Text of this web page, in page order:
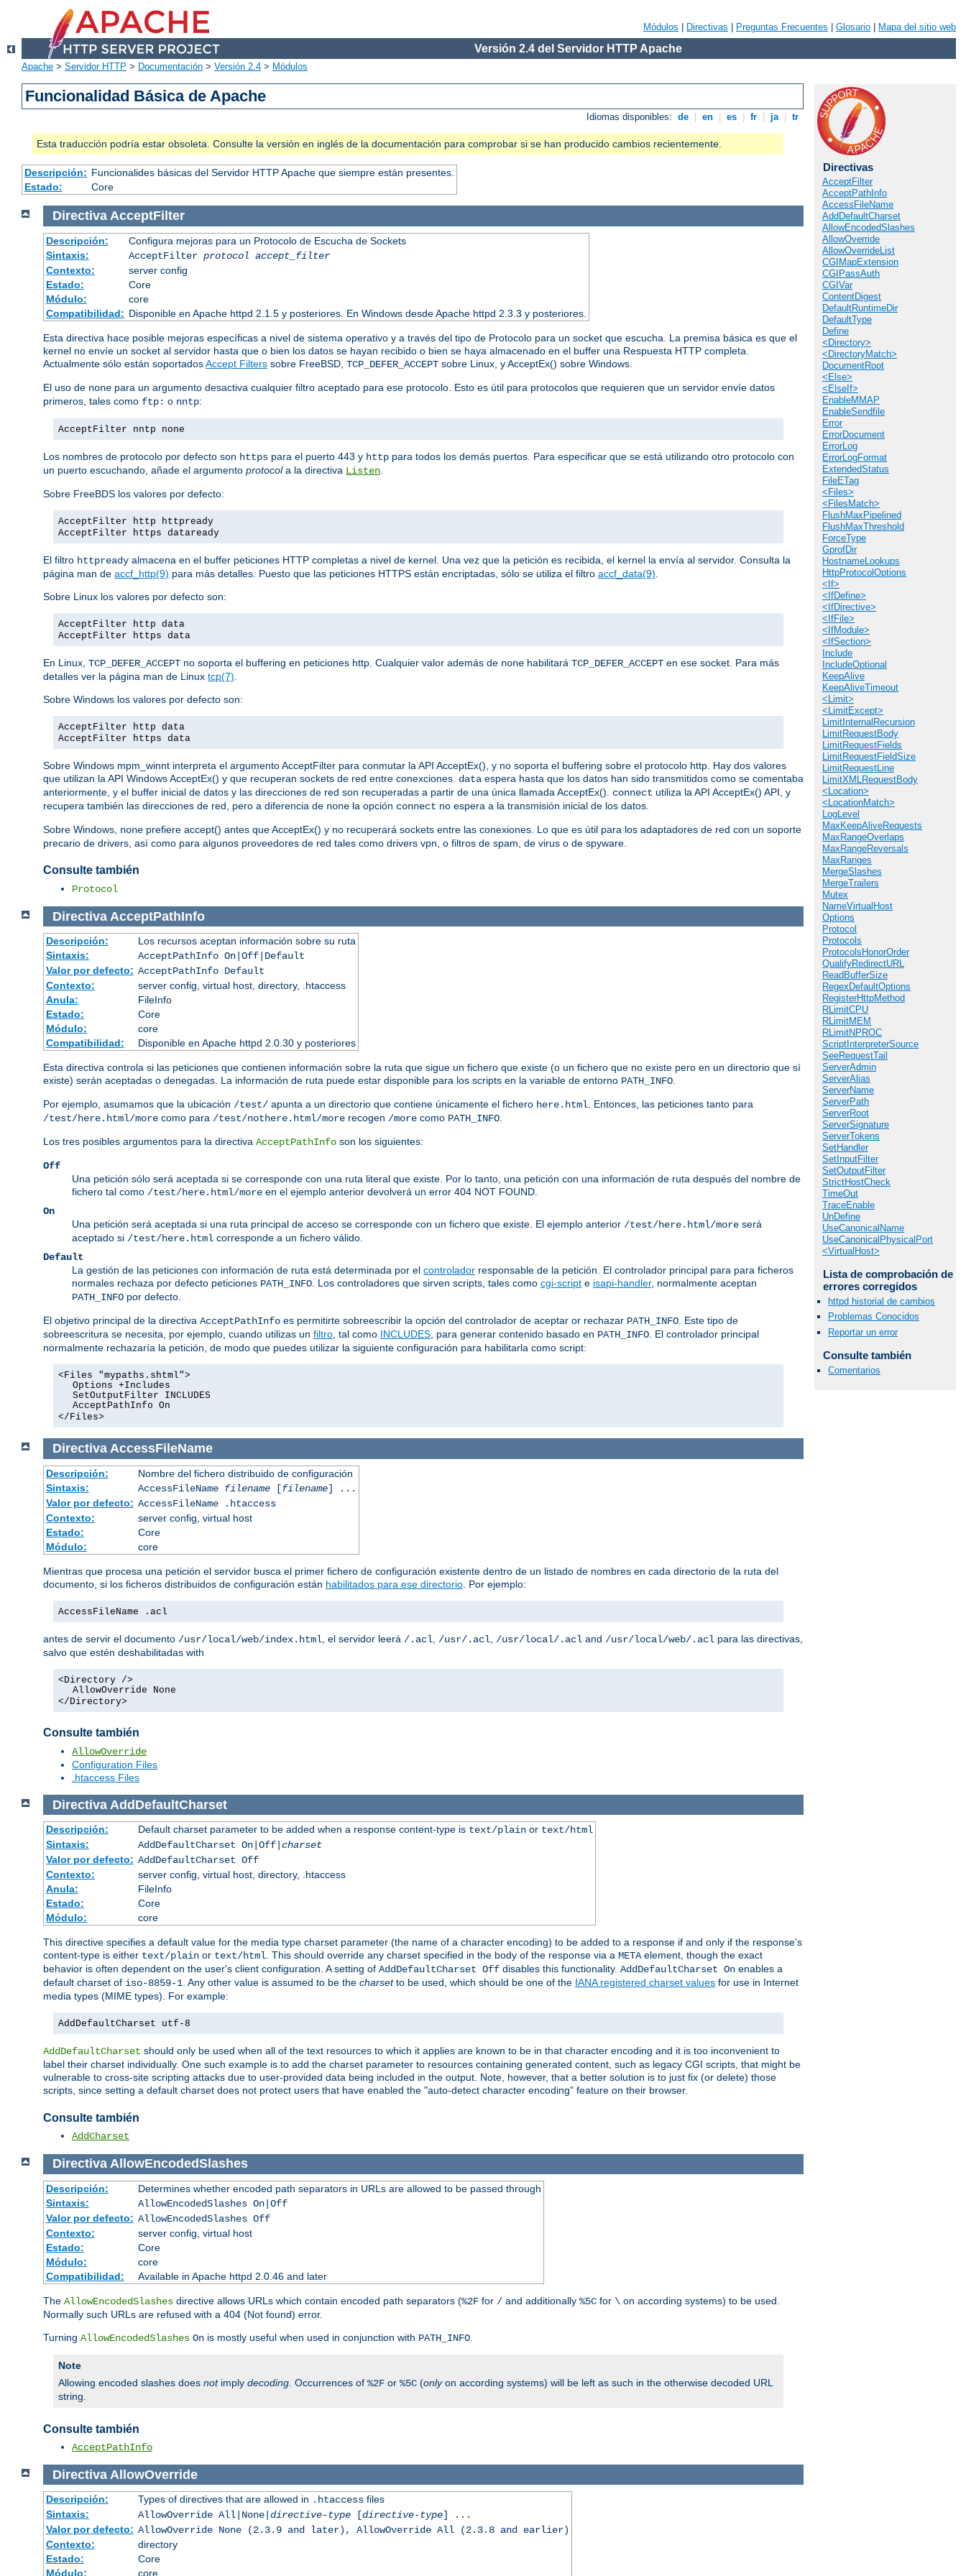
Módulos Directivas Preguntas Frecuentes Glosario Mapa del sitio web
Versión 2.4 del Servidor HTTP Apache
Apache > Servidor HTTP > Documentación > Versión 2.4 > Módulos
Funcionalidad Básica de Apache
Idiomas disponibles: de en es fr ja tr
Esta traducción podría estar obsoleta. Consulte la versión en inglés de la documentación para comprobar si se han producido cambios recientemente.
Descripción: Funcionalides básicas del Servidor HTTP Apache que siempre están presentes.
Estado:
Core
Directivas
AcceptFilter
AcceptPathInfo
AccessFileName
AddDefaultCharset
AllowEncodedSlashes
AllowOverride
AllowOverrideList
CGIMapExtension
CGIPassAuth
CGIVar
ContentDigest
DefaultRuntimeDir
DefaultType
Define
<Directory>
<DirectoryMatch>
DocumentRoot
<Else>
<ElseIf>
EnableMMAP
EnableSendfile
Error
ErrorDocument
ErrorLog
ErrorLogFormat
ExtendedStatus
FileETag
<Files>
<FilesMatch>
FlushMaxPipelined
FlushMaxThreshold
ForceType
GprofDir
HostnameLookups
HttpProtocolOptions
<If>
<IfDefine>
<IfDirective>
<IfFile>
<IfModule>
<IfSection>
Include
IncludeOptional
KeepAlive
KeepAliveTimeout
<Limit>
<LimitExcept>
LimitInternalRecursion
LimitRequestBody
LimitRequestFields
LimitRequestFieldSize
LimitRequestLine
LimitXMLRequestBody
<Location>
<LocationMatch>
LogLevel
MaxKeepAliveRequests
MaxRangeOverlaps
MaxRangeReversals
MaxRanges
MergeSlashes
MergeTrailers
Mutex
NameVirtualHost
Options
Protocol
Protocols
ProtocolsHonorOrder
QualifyRedirectURL
ReadBufferSize
RegexDefaultOptions
RegisterHttpMethod
RLimitCPU
RLimitMEM
RLimitNPROC
ScriptInterpreterSource
SeeRequestTail
ServerAdmin
ServerAlias
ServerName
ServerPath
ServerRoot
ServerSignature
ServerTokens
SetHandler
SetInputFilter
SetOutputFilter
StrictHostCheck
TimeOut
TraceEnable
UnDefine
UseCanonicalName
UseCanonicalPhysicalPort
<VirtualHost>
Lista de comprobación de
errores corregidos
httpd historial de cambios
Problemas Conocidos
Reportar un error
Consulte también
Comentarios
Directiva AcceptFilter
Descripción:
Configura mejoras para un Protocolo de Escucha de Sockets
Sintaxis:
AcceptFilter protocol accept_filter
Contexto:
server config
Estado:
Core
Módulo:
core
Compatibilidad: Disponible en Apache httpd 2.1.5 y posteriores. En Windows desde Apache httpd 2.3.3 y posteriores.
Esta directiva hace posible mejoras específicas a nivel de sistema operativo y a través del tipo de Protocolo para un socket que escucha. La premisa básica es que el
kernel no envíe un socket al servidor hasta que o bien los datos se hayan recibido o bien se haya almacenado en el buffer una Respuesta HTTP completa.
Actualmente sólo están soportadosAccept Filters sobre FreeBSD, TCP_DEFER_ACCEPT sobre Linux, y AcceptEx() sobre Windows.
El uso de none para un argumento desactiva cualquier filtro aceptado para ese protocolo. Esto es útil para protocolos que requieren que un servidor envíe datos
primeros, tales como ftp: o nntp:
AcceptFilter nntp none
Los nombres de protocolo por defecto son https para el puerto 443 y http para todos los demás puertos. Para especificar que se está utilizando otro protocolo con
un puerto escuchando, añade el argumento protocola la directiva Listen
Sobre FreeBDS los valores por defecto:
AcceptFilter http httpready
AcceptFilter https dataready
El filtro httpready almacena en el buffer peticiones HTTP completas a nivel de kernel. Una vez que la petición es recibida, el kernel la envía al servidor. Consulta la
página man de accf_http(9) para más detalles. Puesto que las peticiones HTTPS están encriptadas, sólo se utiliza el filtro accf_data(9)
Sobre Linux los valores por defecto son:
AcceptFilter http data
AcceptFilter https data
En Linux, TCP_DEFER_ACCEPT no soporta el buffering en peticiones http. Cualquier valor además de none habilitará TCP_DEFER_ACCEPT en ese socket. Para más
detalles ver la página man de Linux tcp(7)
Sobre Windows los valores por defecto son:
AcceptFilter http data
AcceptFilter https data
Sobre Windows mpm_winnt interpreta el argumento AcceptFilter para conmutar la API AcceptEx(), y no soporta el buffering sobre el protocolo http. Hay dos valores
que utilizan la API Windows AcceptEx() y que recuperan sockets de red entre conexciones. data espera hasta que los datos han sido transmitidos como se comentaba
anteriormente, y el buffer inicial de datos y las direcciones de red son recuperadas a partir de una única llamada AcceptEx(). connect utiliza la API AcceptEx() API, y
recupera también las direcciones de red, pero a diferencia de none la opción connect no espera a la transmisión inicial de los datos.
Sobre Windows, none prefiere accept() antes que AcceptEx() y no recuperará sockets entre las conexiones. Lo que es útil para los adaptadores de red con un soporte
precario de drivers, así como para algunos proveedores de red tales como drivers vpn, o filtros de spam, de virus o de spyware.
Consulte también
Protocol
Directiva AcceptPathInfo
Descripción:
Los recursos aceptan información sobre su ruta
Sintaxis:
AcceptPathInfo On|Off|Default
Valor por defecto: AcceptPathInfo Default
Contexto:
server config, virtual host, directory, .htaccess
Anula:
FileInfo
Estado:
Core
Módulo:
core
Compatibilidad:
Disponible en Apache httpd 2.0.30 y posteriores
Esta directiva controla si las peticiones que contienen información sobre la ruta que sigue un fichero que existe (o un fichero que no existe pero en un directorio que sí
existe) serán aceptadas o denegadas. La información de ruta puede estar disponible para los scripts en la variable de entorno PATH_INFO.
Por ejemplo, asumamos que la ubicación /test/ apunta a un directorio que contiene únicamente el fichero here.html. Entonces, las peticiones tanto para
/test/here.html/more como para /test/nothere.html/more recogen /more como PATH_INFO.
Los tres posibles argumentos para la directiva AcceptPathInfo son los siguientes:
Off
Una petición sólo será aceptada si se corresponde con una ruta literal que existe. Por lo tanto, una petición con una información de ruta después del nombre de
fichero tal como /test/here.html/more en el ejemplo anterior devolverá un error 404 NOT FOUND.
On
Una petición será aceptada si una ruta principal de acceso se corresponde con un fichero que existe. El ejemplo anterior /test/here.html/more será
aceptado si /test/here.html corresponde a un fichero válido.
Default
La gestión de las peticiones con información de ruta está determinada por el controlador responsable de la petición. El controlador principal para para ficheros
normales rechaza por defecto peticiones PATH_INFO. Los controladores que sirven scripts, tales como cgi-script e isapi-handler, normalmente aceptan
PATH_INFO por defecto.
El objetivo principal de la directiva AcceptPathInfo es permitirte sobreescribir la opción del controlador de aceptar or rechazar PATH_INFO. Este tipo de
sobreescritura se necesita, por ejemplo, cuando utilizas un filtro, tal como INCLUDES, para generar contenido basado en PATH_INFO. El controlador principal
normalmente rechazaría la petición, de modo que puedes utilizar la siguiente configuración para habilitarla como script:
<Files "mypaths.shtml">
Options +Includes
SetOutputFilter INCLUDES
AcceptPathInfo On
</Files>
Directiva AccessFileName
Descripción:
Nombre del fichero distribuido de configuración
Sintaxis:
AccessFileName filename[filename] ...
Valor por defecto: AccessFileName .htaccess
Contexto:
server config, virtual host
Estado:
Core
Módulo:
core
Mientras que procesa una petición el servidor busca el primer fichero de configuración existente dentro de un listado de nombres en cada directorio de la ruta del
documento, si los ficheros distribuidos de configuración están habilitados para ese directorio . Por ejemplo:
AccessFileName .acl
antes de servir el documento /usr/local/web/index.html , el servidor leerá /.acl /usr/.acl /usr/local/.acl and /usr/local/web/.acl para las directivas,
salvo que estén deshabilitadas with
<Directory />
AllowOverride None
</Directory>
Consulte también
AllowOverride
Configuration Files
.htaccess Files
Directiva AddDefaultCharset
Descripción: Default charset parameter to be added when a response content-type is text/plainor text/html
Sintaxis:
AddDefaultCharset On|Off| charset
Valor por defecto: AddDefaultCharset Off
Contexto:
server config, virtual host, directory, .htaccess
Anula:
FileInfo
Estado:
Core
Módulo:
core
This directive specifies a default value for the media type charset parameter (the name of a character encoding) to be added to a response if and only if the response's
content-type is either text/plain or text/html. This should override any charset specified in the body of the response via a METAelement, though the exact
behavior is often dependent on the user's client configuration. A setting of AddDefaultCharset Off disables this functionality. AddDefaultCharset On enables a
default charset of iso-8859-1. Any other value is assumed to be the charsetto be used, which should be one of the IANA registered charset values for use in Internet
media types (MIME types). For example:
AddDefaultCharset utf-8
AddDefaultCharset should only be used when all of the text resources to which it applies are known to be in that character encoding and it is too inconvenient to
label their charset individually. One such example is to add the charset parameter to resources containing generated content, such as legacy CGI scripts, that might be
vulnerable to cross-site scripting attacks due to user-provided data being included in the output. Note, however, that a better solution is to just fix (or delete) those
scripts, since setting a default charset does not protect users that have enabled the "auto-detect character encoding" feature on their browser.
Consulte también
AddCharset
Directiva AllowEncodedSlashes
Descripción:
Determines whether encoded path separators in URLs are allowed to be passed through
Sintaxis:
AllowEncodedSlashes On|Off
Valor por defecto: AllowEncodedSlashes Off
Contexto:
server config, virtual host
Estado:
Core
Módulo:
core
Compatibilidad:
Available in Apache httpd 2.0.46 and later
The AllowEncodedSlashes directive allows URLs which contain encoded path separators (%2F for / and additionally %5C for \ on according systems) to be used.
Normally such URLs are refused with a 404 (Not found) error.
Turning AllowEncodedSlashes On is mostly useful when used in conjunction with PATH_INFO
Note
Allowing encoded slashes does notimply decoding . Occurrences of %2F or %5C (onlyon according systems) will be left as such in the otherwise decoded URL
string.
Consulte también
AcceptPathInfo
Directiva AllowOverride
Descripción: Types of directives that are allowed in .htaccessfiles
Sintaxis:
AllowOverride All|None| directive-type[directive-type] ...
Valor por defecto: AllowOverride None (2.3.9 and later), AllowOverride All (2.3.8 and earlier)
Contexto:
directory
Estado:
Core
Módulo:
core